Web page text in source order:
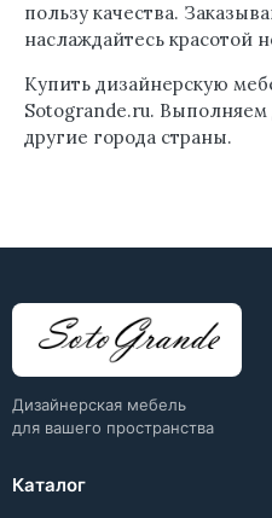
пользу качества.
наслаждайтесь красотой
Купить дизайнерскую
Sotogrande.ru. Выполняем
другие города страны.
Дизайнерская мебель
для вашего пространства
Каталог